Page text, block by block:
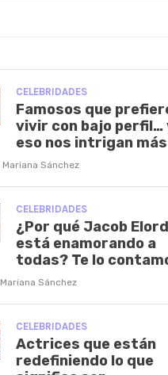
CELEBRIDADES
Famosos que
vivir con bajo perfil…
eso nos intrigan más
Mariana Sánchez
CELEBRIDADES
¿Por qué Jacob
está enamorando a
todas? Te lo
Mariana Sánchez
CELEBRIDADES
Actrices que están
redefiniendo lo que